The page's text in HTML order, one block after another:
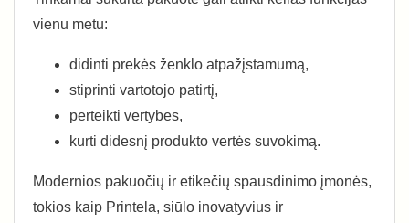
vienu metu:
didinti prekės ženklo atpažįstamumą,
stiprinti vartotojo patirtį,
perteikti vertybes,
kurti didesnį produkto vertės suvokimą.
Modernios pakuočių ir etikečių spausdinimo įmonės,
tokios kaip Printela, siūlo inovatyvius ir